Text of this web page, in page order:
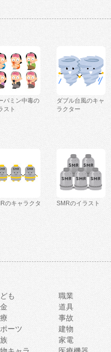
パミン中毒の
スト
ダブル台風のキャ
ラクター
のキャラクタ
SMRのイラスト
も 職業
道具
事故
ーツ 建物
家電